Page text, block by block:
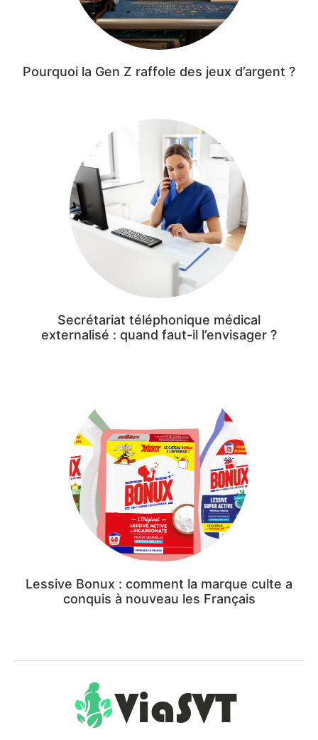
Pourquoi la Gen Z raffole des jeux d’argent ?
Secrétariat téléphonique médical
externalisé : quand faut-il l’envisager ?
Lessive Bonux : comment la marque culte a
conquis à nouveau les Français